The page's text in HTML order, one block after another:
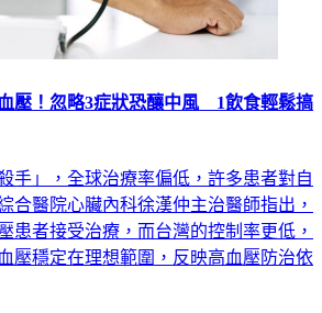
壓！忽略3症狀恐釀中風 1飲食輕鬆搞
手」，全球治療率偏低，許多患者對自
合醫院心臟內科徐漢仲主治醫師指出，
患者接受治療，而台灣的控制率更低，
壓穩定在理想範圍，反映高血壓防治依